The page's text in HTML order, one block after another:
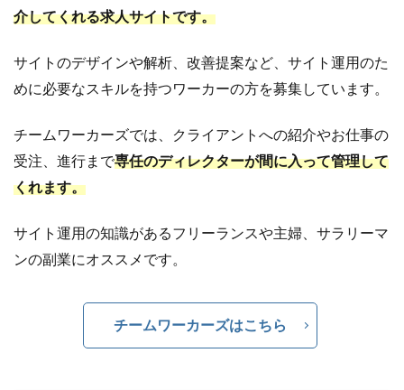
介してくれる求人サイトです。
サイトのデザインや解析、改善提案など、サイト運用のた
めに必要なスキルを持つワーカーの方を募集しています。
チームワーカーズでは、クライアントへの紹介やお仕事の
受注、進行まで専任のディレクターが間に入って管理して
くれます。
サイト運用の知識があるフリーランスや主婦、サラリーマ
ンの副業にオススメです。
チームワーカーズはこちら